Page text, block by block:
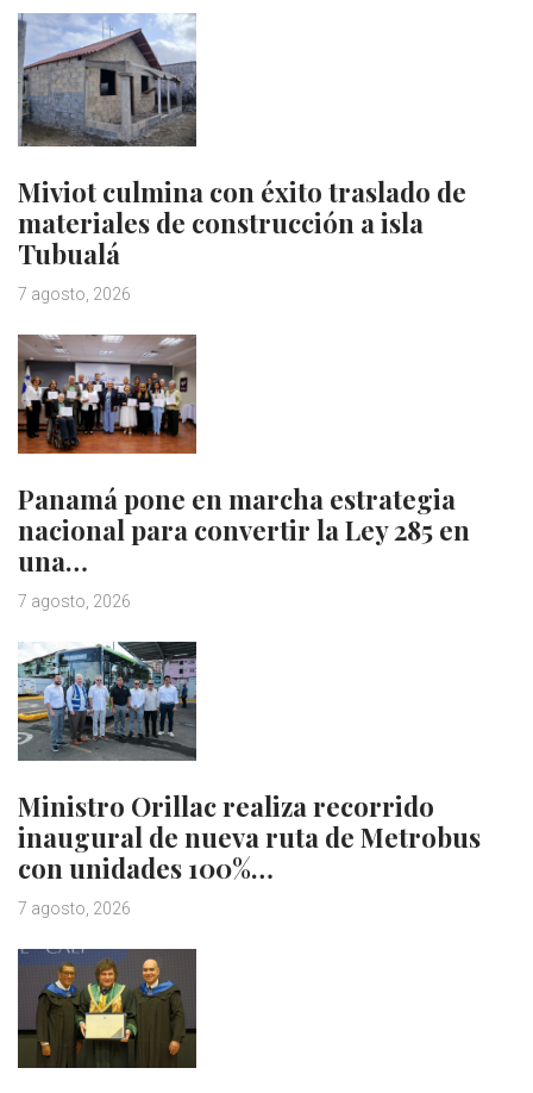
Miviot culmina con éxito traslado de
materiales de construcción a isla
Tubualá
7 agosto, 2026
Panamá pone en marcha estrategia
nacional para convertir la Ley 285 en
una…
7 agosto, 2026
Ministro Orillac realiza recorrido
inaugural de nueva ruta de Metrobus
con unidades 100%…
7 agosto, 2026